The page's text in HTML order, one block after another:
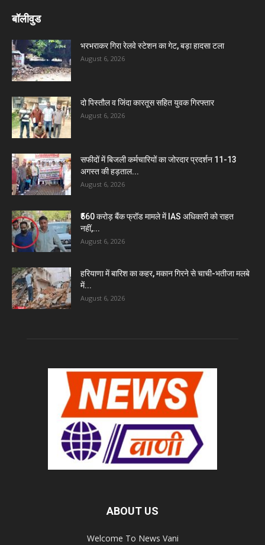
बॉलीवुड
भरभराकर गिरा रेलवे स्टेशन का गेट, बड़ा हादसा टला
August 6, 2026
दो पिस्तौल व जिंदा कारतूस सहित युवक गिरफ्तार
August 6, 2026
सफीदों में बिजली कर्मचारियों का जोरदार प्रदर्शन 11-13
अगस्त की हड़ताल...
August 6, 2026
₹560 करोड़ बैंक फ्रॉड मामले में IAS अधिकारी को राहत
नहीं,...
August 6, 2026
हरियाणा में बारिश का कहर, मकान गिरने से चाची-भतीजा मलबे
में...
August 6, 2026
ABOUT US
Welcome To News Vani